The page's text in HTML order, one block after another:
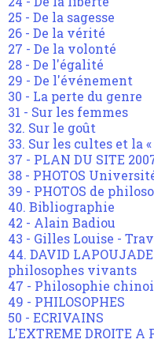
25 - De la sagesse
26 - De la vérité
27 - De la volonté
28 - De l'égalité
29 - De l'événement
30 - La perte du genre
31 - Sur les femmes
32. Sur le goût
33. Sur les cultes et la
37 - PLAN DU SITE
38 - PHOTOS
39 - PHOTOS de
40. Bibliographie
42 - Alain Badiou
43 - Gilles Louise -
44. DAVID
philosophes vivants
47 - Philosophie
49 - PHILOSOPHES
50 - ECRIVAINS
L'EXTREME DROITE